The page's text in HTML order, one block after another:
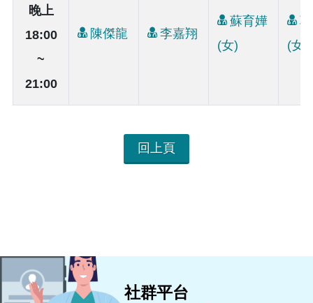
晚上
18:00
~
21:00
陳傑龍 李嘉翔
蘇育嬅
(女)
(女)
回上頁
社群平台